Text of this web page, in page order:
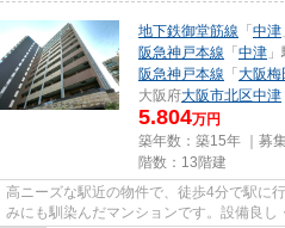
地下鉄御堂筋線 「 中津
阪急神戸本線 「 中津
阪急神戸本線 「 大阪梅
大阪府大阪市北区中津
5.804万円
築年数：築15年 ｜募
階数：13階建
高ニーズな駅近の物件で、徒歩4分で駅に
みにも馴染んだマンションです。設備良